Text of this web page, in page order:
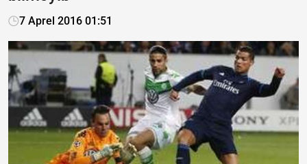
7 Aprel 2016 01:51